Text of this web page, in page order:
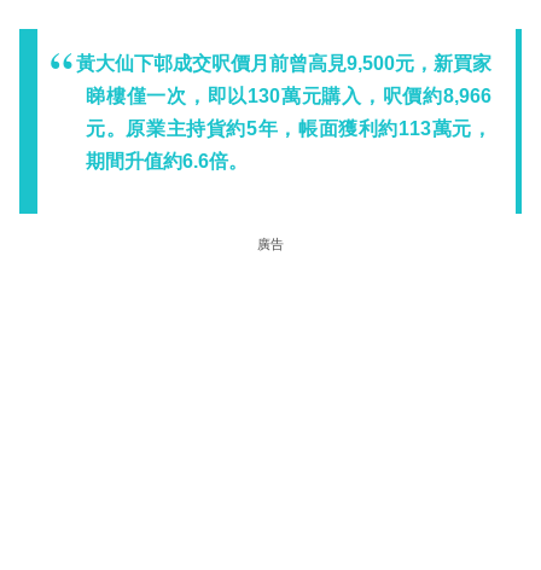
黃大仙下邨成交呎價月前曾高見9,500元，新買家
睇樓僅一次，即以130萬元購入，呎價約8,966
元。原業主持貨約5年，帳面獲利約113萬元，
期間升值約6.6倍。
廣告